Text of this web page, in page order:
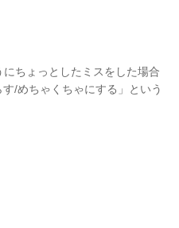
ちょっとしたミスをした場合
/めちゃくちゃにする」という